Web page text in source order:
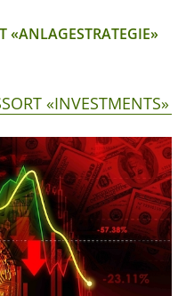
«ANLAGESTRATEGIE»
«INVESTMENTS»